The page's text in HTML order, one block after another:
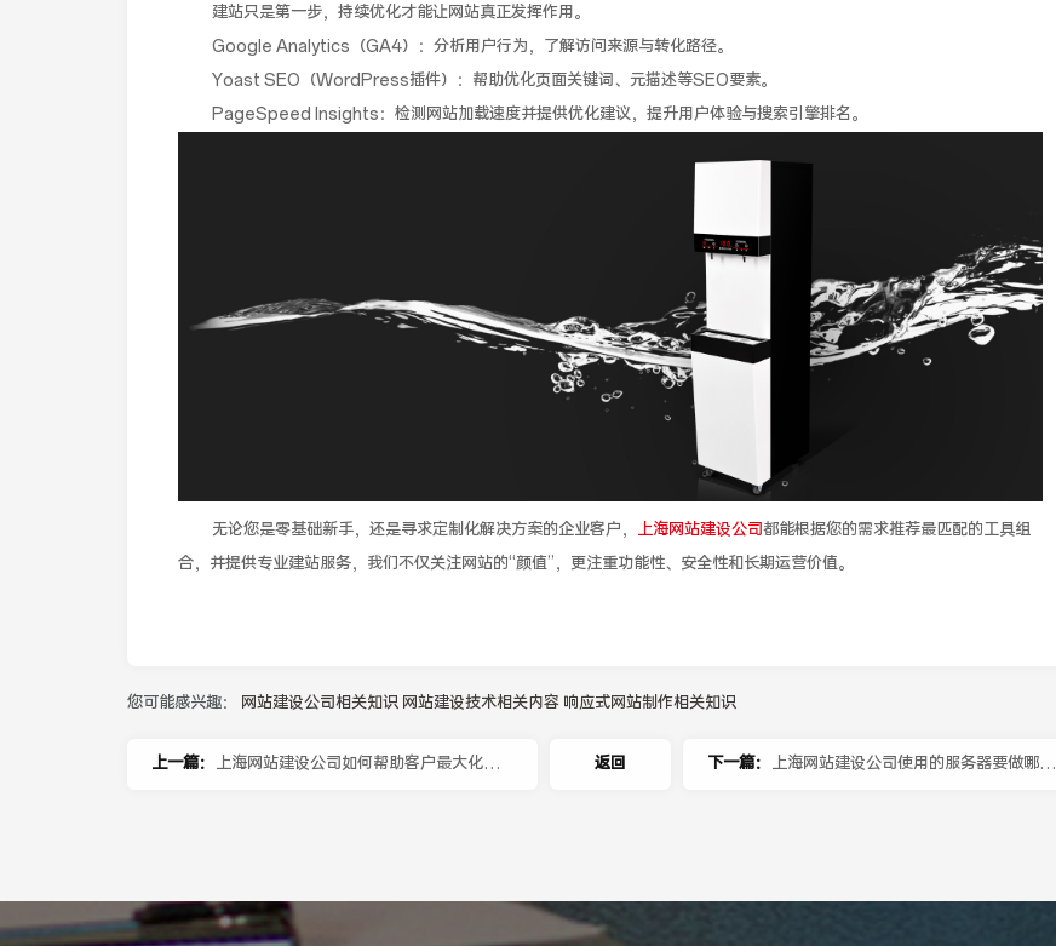
建站只是第一步，持续优化才能让网站真正发挥作用。
Google Analytics（GA4）：分析用户行为，了解访问来源与转化路径。
Yoast SEO（WordPress插件）：帮助优化页面关键词、元描述等SEO要素。
PageSpeed Insights：检测网站加载速度并提供优化建议，提升用户体验与搜索引擎排名。
无论您是零基础新手，还是寻求定制化解决方案的企业客户， 上海网站建设公司都能根据您的需求推荐最匹配的工具组
合，并提供专业建站服务，我们不仅关注网站的“颜值”，更注重功能性、安全性和长期运营价值。
您可能感兴趣： 网站建设公司相关知识 网站建设技术相关内容 响应式网站制作相关知识
上一篇： 上海网站建设公司如何帮助客户最大化网 下一篇： 上海网站建设公司使用的服务器要做哪些
返回